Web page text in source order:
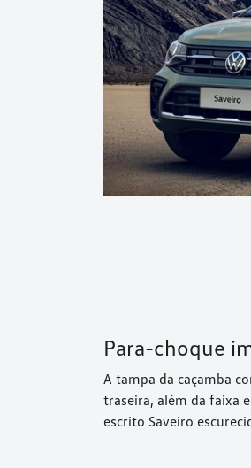
Para-choque
A tampa da caçamba
traseira, além da faixa
escrito Saveiro